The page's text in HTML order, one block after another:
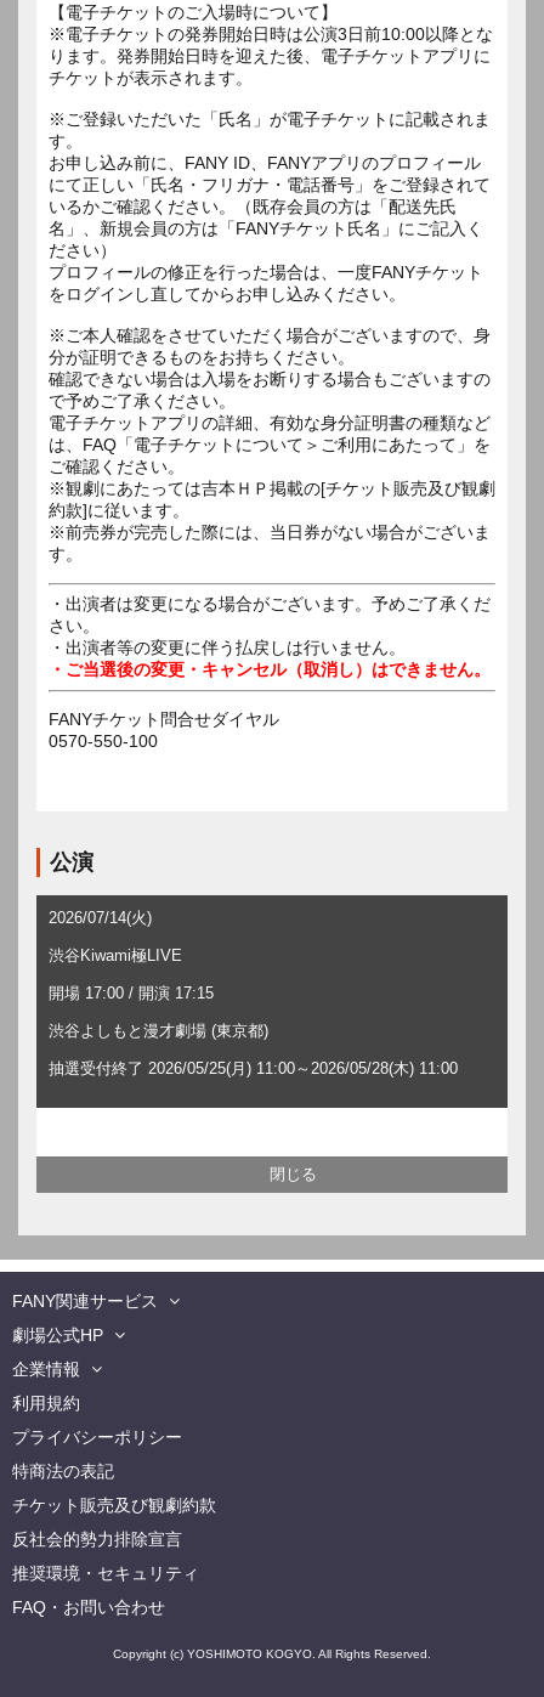
【電子チケットのご入場時について】
※電子チケットの発券開始日時は公演3日前10:00以降とな
ります。発券開始日時を迎えた後、電子チケットアプリに
チケットが表示されます。
※ご登録いただいた「氏名」が電子チケットに記載されま
す。
お申し込み前に、FANY ID、FANYアプリのプロフィール
にて正しい「氏名・フリガナ・電話番号」をご登録されて
いるかご確認ください。（既存会員の方は「配送先氏
名」、新規会員の方は「FANYチケット氏名」にご記入く
ださい）
プロフィールの修正を行った場合は、一度FANYチケット
をログインし直してからお申し込みください。
※ご本人確認をさせていただく場合がございますので、身
分が証明できるものをお持ちください。
確認できない場合は入場をお断りする場合もございますの
で予めご了承ください。
電子チケットアプリの詳細、有効な身分証明書の種類など
は、FAQ「電子チケットについて＞ご利用にあたって」を
ご確認ください。
※観劇にあたっては吉本ＨＰ掲載の[チケット販売及び観劇
約款]に従います。
※前売券が完売した際には、当日券がない場合がございま
す。
・出演者は変更になる場合がございます。予めご了承くだ
さい。
・出演者等の変更に伴う払戻しは行いません。
・ご当選後の変更・キャンセル（取消し）はできません。
FANYチケット問合せダイヤル
0570-550-100
公演
2026/07/14(火)
渋谷Kiwami極LIVE
開場 17:00 / 開演 17:15
渋谷よしもと漫才劇場 (東京都)
抽選受付終了 2026/05/25(月) 11:00～2026/05/28(木) 11:00
FANY関連サービス
劇場公式HP
企業情報
利用規約
プライバシーポリシー
特商法の表記
チケット販売及び観劇約款
反社会的勢力排除宣言
推奨環境・セキュリティ
FAQ・お問い合わせ
Copyright (c) YOSHIMOTO KOGYO. All Rights Reserved.